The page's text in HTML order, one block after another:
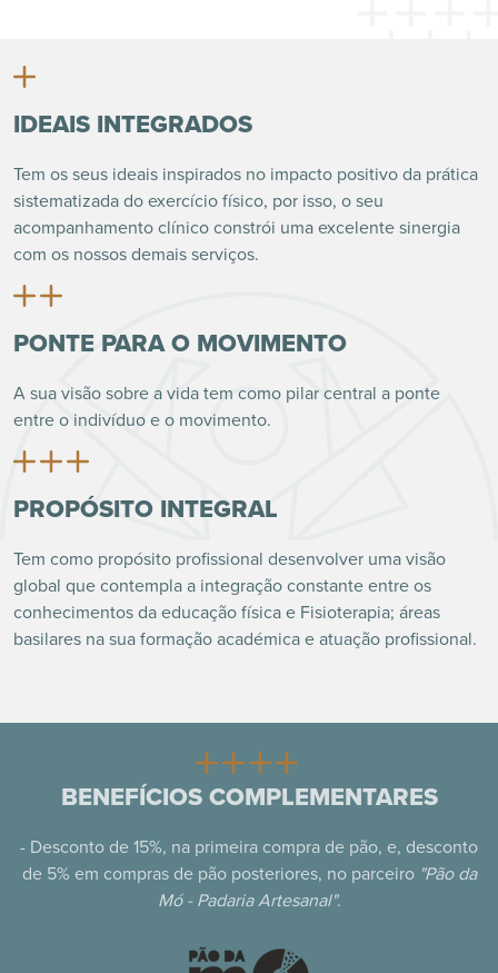
IDEAIS INTEGRADOS
Tem os seus ideais inspirados no impacto positivo da prática
sistematizada do exercício físico, por isso, o seu
acompanhamento clínico constrói uma excelente sinergia
com os nossos demais serviços.
PONTE PARA O MOVIMENTO
A sua visão sobre a vida tem como pilar central a ponte
entre o indivíduo e o movimento.
PROPÓSITO INTEGRAL
Tem como propósito profissional desenvolver uma visão
global que contempla a integração constante entre os
conhecimentos da educação física e Fisioterapia; áreas
basilares na sua formação académica e atuação profissional.
BENEFÍCIOS COMPLEMENTARES
- ⁠Desconto de 15%, na primeira compra de pão, e, desconto
de 5% em compras de pão posteriores, no parceiro "Pão da
Mó - Padaria Artesanal".